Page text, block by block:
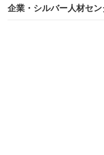
企業・シルバー人材セ